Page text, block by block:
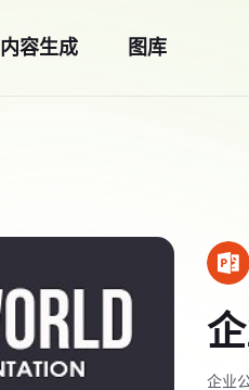
内容生成 图库
企业